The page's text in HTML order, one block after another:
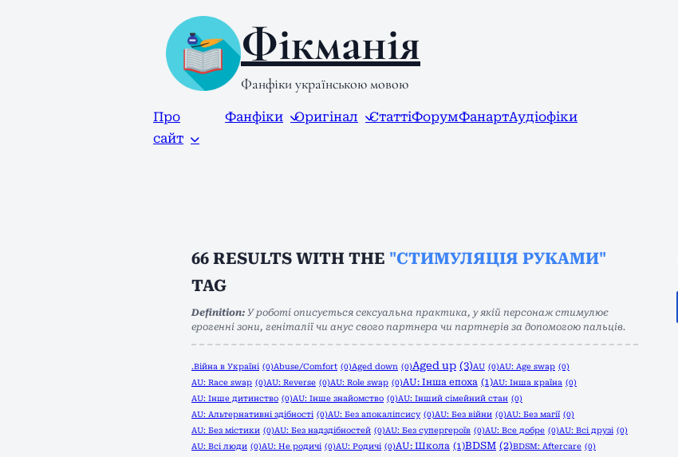
Фікманія
Фанфіки українською мовою
Про
сайт
Фанфіки Оригінал СтаттіФорумФанартАудіофіки
66 RESULTS WITH THE "СТИМУЛЯЦІЯ РУКАМИ"
TAG
Definition: У роботі описується сексуальна практика, у якій персонаж стимулює
ерогенні зони, геніталії чи анус свого партнера чи партнерів за допомогою пальців.
.Війна в Україні (0)Abuse/Comfort (0)Aged down (0)Aged up (3)AU (0)AU: Age swap (0)
AU: Race swap (0)AU: Reverse (0)AU: Role swap (0)AU: Інша епоха (1)AU: Інша країна (0)
AU: Інше дитинство (0)AU: Інше знайомство (0)AU: Інший сімейний стан (0)
AU: Альтернативні здібності (0)AU: Без апокаліпсису (0)AU: Без війни (0)AU: Без магії (0)
AU: Без містики (0)AU: Без надздібностей (0)AU: Без супергероїв (0)AU: Все добре (0)AU: Всі друзі (0)
AU: Всі люди (0)AU: Не родичі (0)AU: Родичі (0)AU: Школа (1)BDSM (2)BDSM: Aftercare (0)